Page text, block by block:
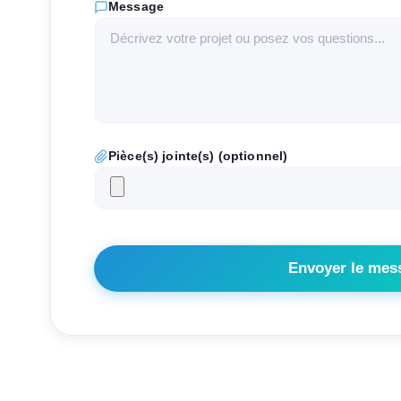
Message
Pièce(s) jointe(s) (optionnel)
Envoyer le